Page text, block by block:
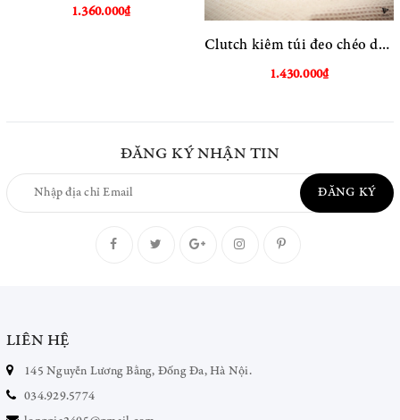
1.360.000₫
Clutch kiêm túi đeo chéo dáng ngang
1.430.000₫
ĐĂNG KÝ NHẬN TIN
ĐĂNG KÝ
LIÊN HỆ
145 Nguyễn Lương Bằng, Đống Đa, Hà Nội.
034.929.5774